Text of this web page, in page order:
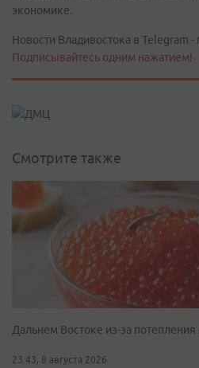
экономике.
Новости Владивостока в Telegram -
Подписывайтесь одним нажатием!
Смотрите также
Дальнем Востоке из-за потепления
23:43, 8 августа 2026